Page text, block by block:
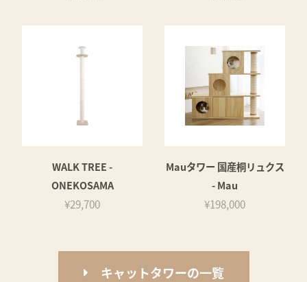
WALK TREE -
ONEKOSAMA
¥29,700
Mauタワー 国産桐リュクス
- Mau
¥198,000
キャットタワーの一覧